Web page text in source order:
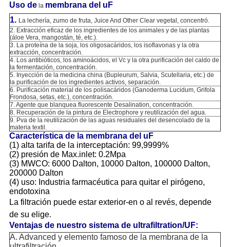
Uso dela membrana del uF
1. La lechería, zumo de fruta, Juice And Other Clear vegetal, concentró.
2. Extracción eficaz de los ingredientes de los animales y de las plantas
(áloe Vera, mangostán, té, etc.).
3. La proteína de la soja, los oligosacáridos, los isoflavonas y la otra
extracción, concentración.
4. Los antibióticos, los aminoácidos, el Vc y la otra purificación del caldo de
la fermentación, concentración.
5. Inyección de la medicina china (Bupleurum, Salvia, Scutellaria, etc.) de
la purificación de los ingredientes activos, separación.
6. Purificación material de los polisacáridos (Ganoderma Lucidum, Grifola
Frondosa, setas, etc.), concentración.
7. Agente que blanquea fluorescente Desalination, concentración.
8. Recuperación de la pintura de Electrophore y reutilización del agua.
9. Pva de la reutilización de las aguas residuales del desencolado de la
materia textil.
Característica de la membrana del uF
(1) alta tarifa de la interceptación: 99,9999%
(2) presión de Max.inlet: 0.2Mpa
(3) MWCO: 6000 Dalton, 10000 Dalton, 100000 Dalton,
200000 Dalton
(4) uso: Industria farmacéutica para quitar el pirógeno,
endotoxina
La filtración puede estar exterior-en o al revés, depende
de su elige.
Ventajas de nuestro sistema de ultrafiltration/UF:
A. Advanced y elemento famoso de la membrana de la